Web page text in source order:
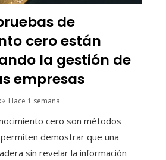
de
cero están
la gestión de
empresas
Hace 1 semana
cero son métodos
demostrar que una
sin revelar la información